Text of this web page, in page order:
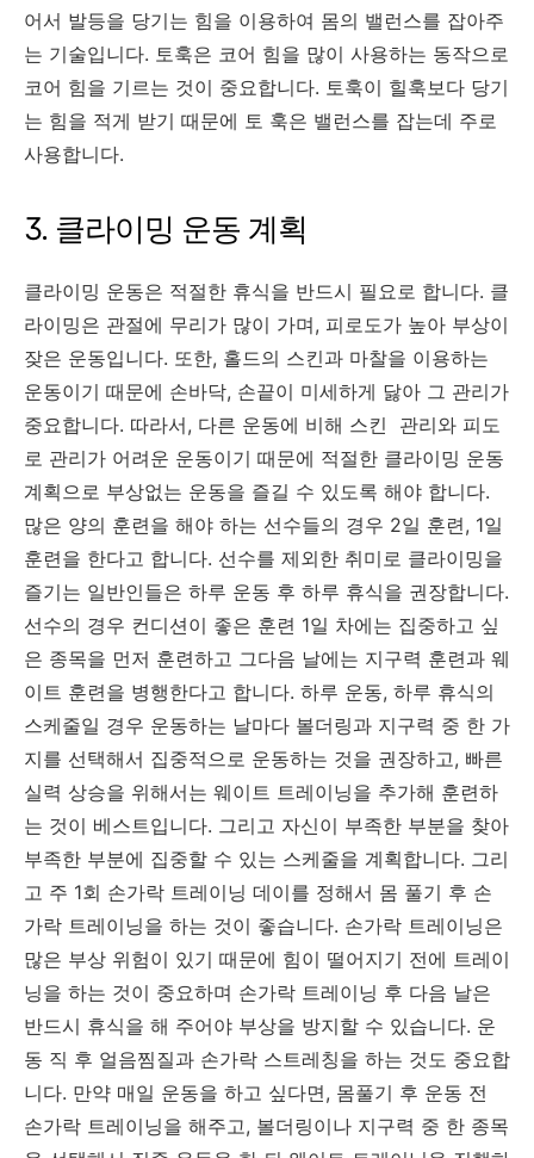
어서 발등을 당기는 힘을 이용하여 몸의 밸런스를 잡아주
는 기술입니다. 토훅은 코어 힘을 많이 사용하는 동작으로
코어 힘을 기르는 것이 중요합니다. 토훅이 힐훅보다 당기
는 힘을 적게 받기 때문에 토 훅은 밸런스를 잡는데 주로
사용합니다.
3. 클라이밍 운동 계획
클라이밍 운동은 적절한 휴식을 반드시 필요로 합니다. 클
라이밍은 관절에 무리가 많이 가며, 피로도가 높아 부상이
잦은 운동입니다. 또한, 홀드의 스킨과 마찰을 이용하는
운동이기 때문에 손바닥, 손끝이 미세하게 닳아 그 관리가
중요합니다. 따라서, 다른 운동에 비해 스킨 관리와 피도
로 관리가 어려운 운동이기 때문에 적절한 클라이밍 운동
계획으로 부상없는 운동을 즐길 수 있도록 해야 합니다.
많은 양의 훈련을 해야 하는 선수들의 경우 2일 훈련, 1일
훈련을 한다고 합니다. 선수를 제외한 취미로 클라이밍을
즐기는 일반인들은 하루 운동 후 하루 휴식을 권장합니다.
선수의 경우 컨디션이 좋은 훈련 1일 차에는 집중하고 싶
은 종목을 먼저 훈련하고 그다음 날에는 지구력 훈련과 웨
이트 훈련을 병행한다고 합니다. 하루 운동, 하루 휴식의
스케줄일 경우 운동하는 날마다 볼더링과 지구력 중 한 가
지를 선택해서 집중적으로 운동하는 것을 권장하고, 빠른
실력 상승을 위해서는 웨이트 트레이닝을 추가해 훈련하
는 것이 베스트입니다. 그리고 자신이 부족한 부분을 찾아
부족한 부분에 집중할 수 있는 스케줄을 계획합니다. 그리
고 주 1회 손가락 트레이닝 데이를 정해서 몸 풀기 후 손
가락 트레이닝을 하는 것이 좋습니다. 손가락 트레이닝은
많은 부상 위험이 있기 때문에 힘이 떨어지기 전에 트레이
닝을 하는 것이 중요하며 손가락 트레이닝 후 다음 날은
반드시 휴식을 해 주어야 부상을 방지할 수 있습니다. 운
동 직 후 얼음찜질과 손가락 스트레칭을 하는 것도 중요합
니다. 만약 매일 운동을 하고 싶다면, 몸풀기 후 운동 전
손가락 트레이닝을 해주고, 볼더링이나 지구력 중 한 종목